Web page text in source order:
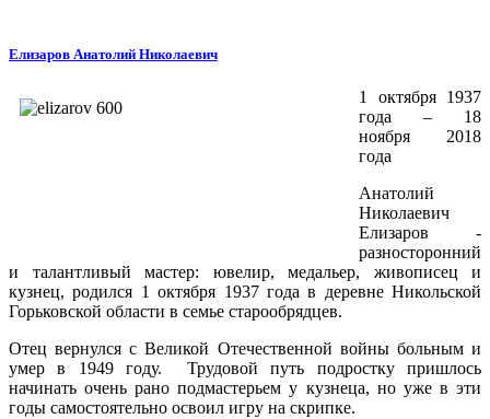
Елизаров Анатолий Николаевич
1 октября 1937
года – 18
ноября 2018
года
Анатолий
Николаевич
Елизаров -
разносторонний
и талантливый мастер: ювелир, медальер, живописец и
кузнец, родился 1 октября 1937 года в деревне Никольской
Горьковской области в семье старообрядцев.
Отец вернулся с Великой Отечественной войны больным и
умер в 1949 году. Трудовой путь подростку пришлось
начинать очень рано подмастерьем у кузнеца, но уже в эти
годы самостоятельно освоил игру на скрипке.